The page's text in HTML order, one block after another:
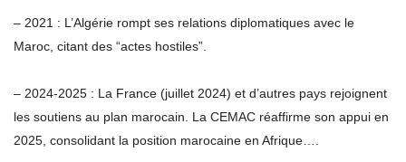
– 2021 : L’Algérie rompt ses relations diplomatiques avec le
Maroc, citant des “actes hostiles”.
– 2024-2025 : La France (juillet 2024) et d’autres pays rejoignent
les soutiens au plan marocain. La CEMAC réaffirme son appui en
2025, consolidant la position marocaine en Afrique….